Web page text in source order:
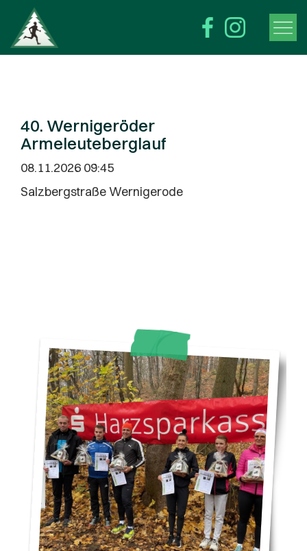
40. Wernigeröder
Armeleuteberglauf
08.11.2026 09:45
Salzbergstraße Wernigerode